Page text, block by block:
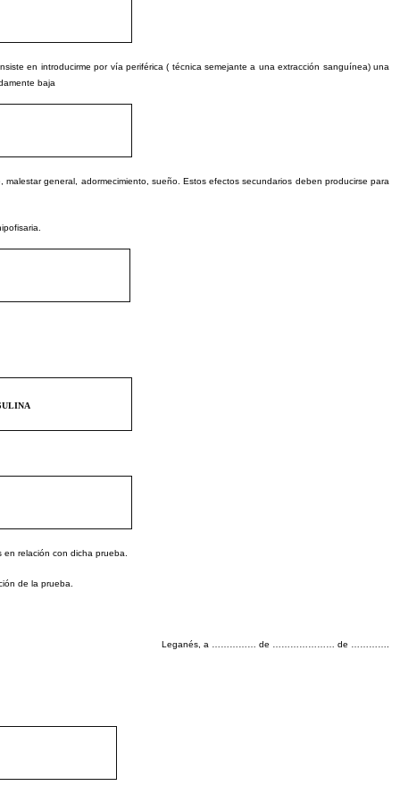
en introducirme por vía periférica ( técnica semejante a una extracción sanguínea) una
baja
general, adormecimiento, sueño. Estos efectos secundarios deben producirse para
relación con dicha prueba.
de la prueba.
Leganés, a …………… de ………………… de ………….